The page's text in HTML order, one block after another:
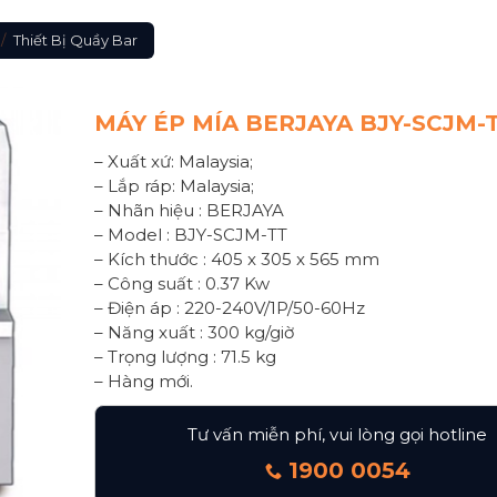
/ Thiết Bị Quầy Bar
MÁY ÉP MÍA BERJAYA BJY-SCJM-
– Xuất xứ: Malaysia;
– Lắp ráp: Malaysia;
– Nhãn hiệu : BERJAYA
– Model : BJY-SCJM-TT
– Kích thước : 405 x 305 x 565 mm
– Công suất : 0.37 Kw
– Điện áp : 220-240V/1P/50-60Hz
– Năng xuất : 300 kg/giờ
– Trọng lượng : 71.5 kg
– Hàng mới.
Tư vấn miễn phí, vui lòng gọi hotline
1900 0054